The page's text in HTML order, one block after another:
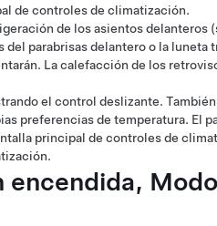
de controles de climatización.
de los asientos delanteros
parabrisas delantero o la luneta
La calefacción de los
el control deslizante.
preferencias de temperatura. El
principal de controles de
encendida,